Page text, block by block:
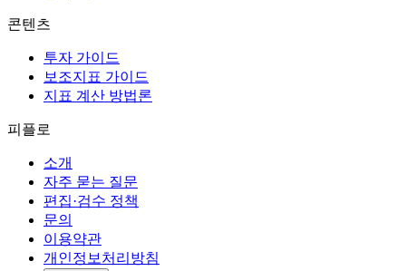
콘텐츠
투자 가이드
보조지표 가이드
지표 계산 방법론
피플로
소개
자주 묻는 질문
편집·검수 정책
문의
이용약관
개인정보처리방침